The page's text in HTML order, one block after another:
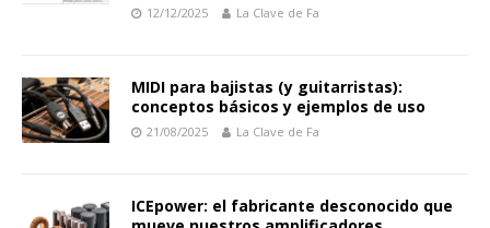
12/12/2025 La Clave de Fa
MIDI para bajistas (y guitarristas):
conceptos básicos y ejemplos de uso
21/08/2025 La Clave de Fa
ICEpower: el fabricante desconocido que